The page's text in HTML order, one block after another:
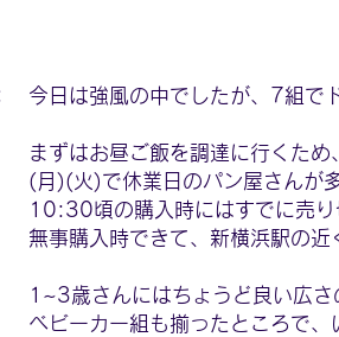
今日は強風の中でしたが、7組で
まずはお昼ご飯を調達に行くた
(月)(火)で休業日のパン屋さんが
10:30頃の購入時にはすでに売り
無事購入時できて、新横浜駅の
1~3歳さんにはちょうど良い広
ベビーカー組も揃ったところで、